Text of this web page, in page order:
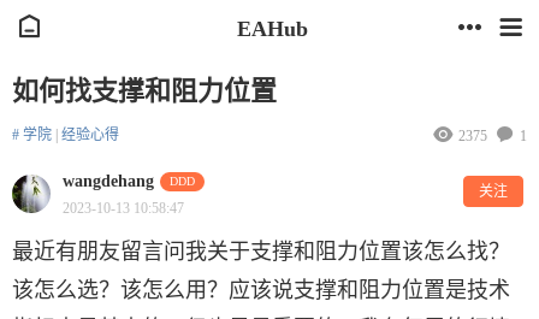
EAHub
如何找支撑和阻力位置
# 学院 经验心得 1
2375
wangdehang DDD
2023-10-13 10:58:47
关注
最近有朋友留言问我关于支撑和阻力位置该怎么找？
该怎么选？该怎么用？应该说支撑和阻力位置是技术